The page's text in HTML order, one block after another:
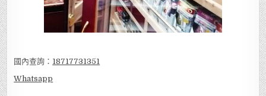
國內查詢： 18717731351
Whatsapp